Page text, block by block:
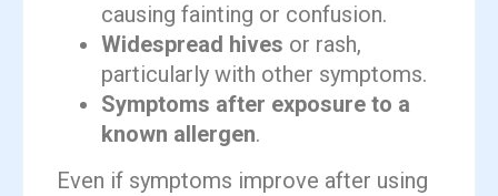
causing fainting or confusion.
Widespread hives or rash,
particularly with other symptoms.
Symptoms after exposure to a
known allergen.
Even if symptoms improve after using